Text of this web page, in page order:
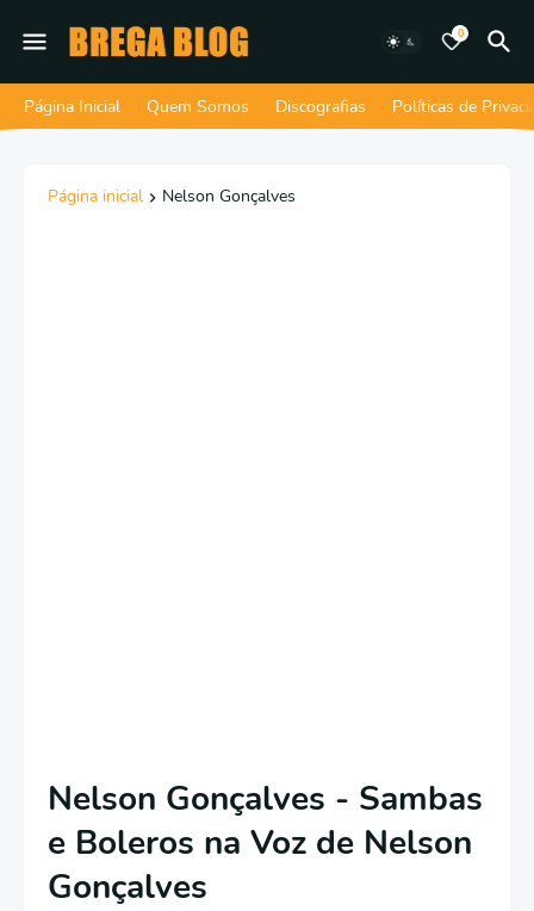
0
Página Inicial Quem Somos Discografias Políticas de
Página inicial Nelson Gonçalves
Nelson Gonçalves - Sambas
e Boleros na Voz de Nelson
Gonçalves